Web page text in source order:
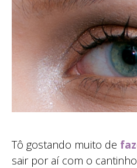
Tô gostando muito de
sair por aí com o